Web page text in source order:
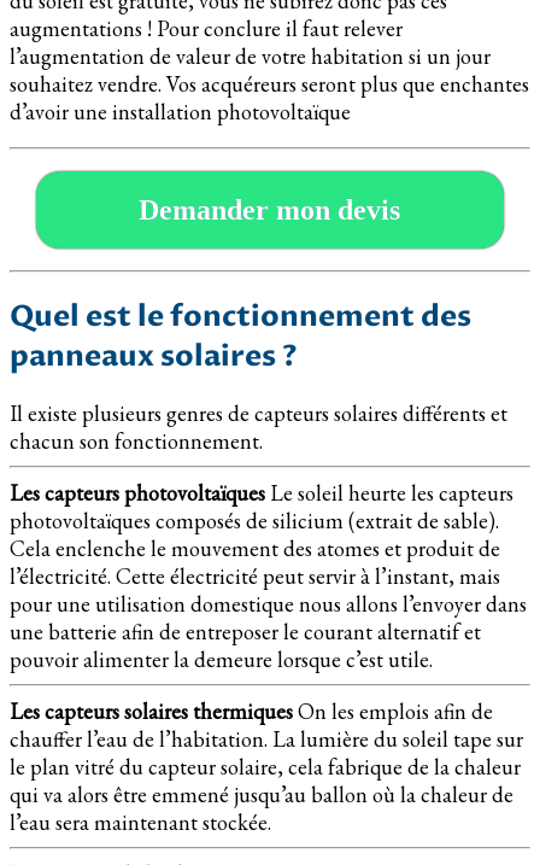
augmentations ! Pour conclure il faut relever
l’augmentation de valeur de votre habitation si un jour
souhaitez vendre. Vos acquéreurs seront plus que enchantes
d’avoir une installation photovoltaïque
Demander mon devis
Quel est le fonctionnement des
panneaux solaires ?
Il existe plusieurs genres de capteurs solaires différents et
chacun son fonctionnement.
Les capteurs photovoltaïques Le soleil heurte les capteurs
photovoltaïques composés de silicium (extrait de sable).
Cela enclenche le mouvement des atomes et produit de
l’électricité. Cette électricité peut servir à l’instant, mais
pour une utilisation domestique nous allons l’envoyer dans
une batterie afin de entreposer le courant alternatif et
pouvoir alimenter la demeure lorsque c’est utile.
Les capteurs solaires thermiquesOn les emplois afin de
chauffer l’eau de l’habitation. La lumière du soleil tape sur
le plan vitré du capteur solaire, cela fabrique de la chaleur
qui va alors être emmené jusqu’au ballon où la chaleur de
l’eau sera maintenant stockée.